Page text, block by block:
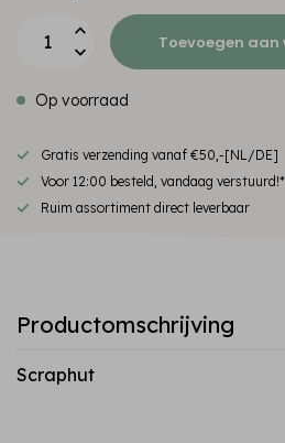
Toevoegen
Op voorraad
Gratis verzending vanaf €50,-[NL/DE]
Voor 12:00 besteld, vandaag verstuurd!*
Ruim assortiment direct leverbaar
Productomschrijving
Scraphut